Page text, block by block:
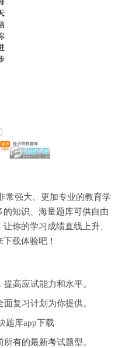
常强大、更加专业的教育学
知识、海量题库可供自由
你的学习成绩直线上升、
载体验吧！
高应试能力和水平。
复习计划为你提供。
题库app下载
有的最新考试题型。